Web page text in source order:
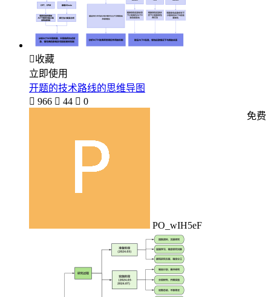
收藏
立即使用
开题的技术路线的思维导图
 966  44  0
PO_wIH5eF
免费